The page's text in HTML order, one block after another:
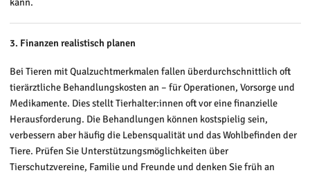
3. Finanzen realistisch planen
Bei Tieren mit Qualzuchtmerkmalen fallen überdurchschnittlich oft
tierärztliche Behandlungskosten an – für Operationen, Vorsorge und
Medikamente. Dies stellt Tierhalter:innen oft vor eine finanzielle
Herausforderung. Die Behandlungen können kostspielig sein,
verbessern aber häufig die Lebensqualität und das Wohlbefinden der
Tiere. Prüfen Sie Unterstützungsmöglichkeiten über
Tierschutzvereine, Familie und Freunde und denken Sie früh an